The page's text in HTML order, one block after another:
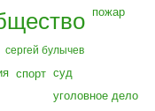
пожар
сергей булычев
спорт суд
уголовное дело